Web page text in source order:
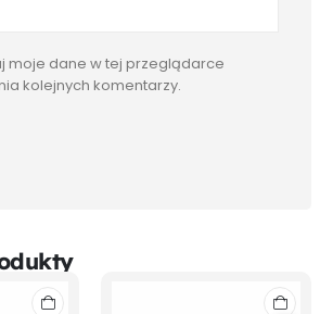
moje dane w tej przeglądarce
kolejnych komentarzy.